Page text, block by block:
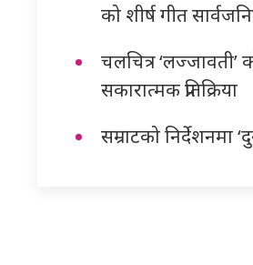
को शीर्ष गीत
चलचित्र ‘लज्जावती’
सकारात्मक प्रतिक्रिया
सम्राटको निर्देशनमा